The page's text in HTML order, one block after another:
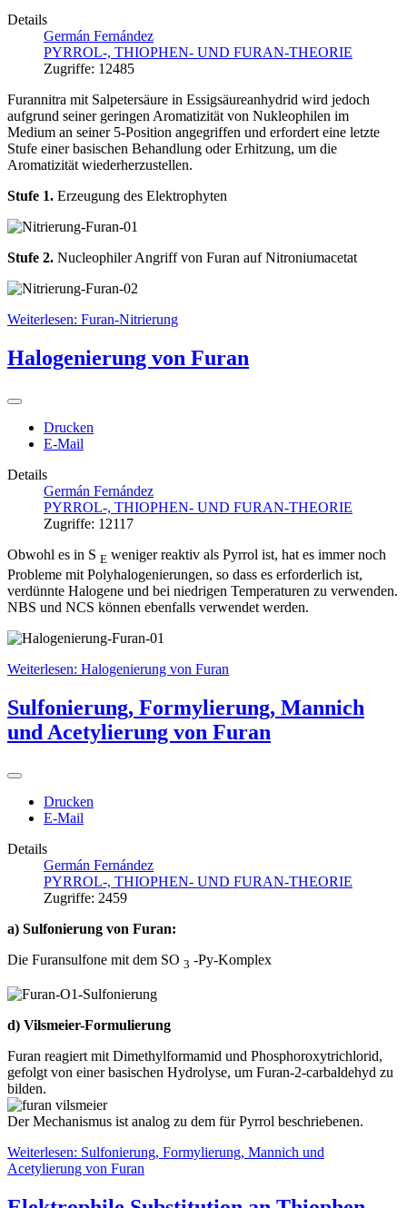
Details
Germán Fernández
PYRROL-, THIOPHEN- UND FURAN-THEORIE
Zugriffe: 12485
Furannitra mit Salpetersäure in Essigsäureanhydrid wird jedoch
aufgrund seiner geringen Aromatizität von Nukleophilen im
Medium an seiner 5-Position angegriffen und erfordert eine letzte
Stufe einer basischen Behandlung oder Erhitzung, um die
Aromatizität wiederherzustellen.
Stufe 1. Erzeugung des Elektrophyten
Stufe 2. Nucleophiler Angriff von Furan auf Nitroniumacetat
Weiterlesen: Furan-Nitrierung
Halogenierung von Furan
Drucken
E-Mail
Details
Germán Fernández
PYRROL-, THIOPHEN- UND FURAN-THEORIE
Zugriffe: 12117
Obwohl es in S E weniger reaktiv als Pyrrol ist, hat es immer noch
Probleme mit Polyhalogenierungen, so dass es erforderlich ist,
verdünnte Halogene und bei niedrigen Temperaturen zu verwenden.
NBS und NCS können ebenfalls verwendet werden.
Weiterlesen: Halogenierung von Furan
Sulfonierung, Formylierung, Mannich
und Acetylierung von Furan
Drucken
E-Mail
Details
Germán Fernández
PYRROL-, THIOPHEN- UND FURAN-THEORIE
Zugriffe: 2459
a) Sulfonierung von Furan:
Die Furansulfone mit dem SO 3 -Py-Komplex
d) Vilsmeier-Formulierung
Furan reagiert mit Dimethylformamid und Phosphoroxytrichlorid,
gefolgt von einer basischen Hydrolyse, um Furan-2-carbaldehyd zu
bilden.
Der Mechanismus ist analog zu dem für Pyrrol beschriebenen.
Weiterlesen: Sulfonierung, Formylierung, Mannich und
Acetylierung von Furan